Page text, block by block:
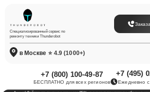
Специализированный сервис по
ремонту техники Thunderobot
в Москве ⭐ 4.9 (1000+)
+7 (800) 100-49-87
БЕСПЛАТНО для всех регионов
+7 (495)
Ежедневно